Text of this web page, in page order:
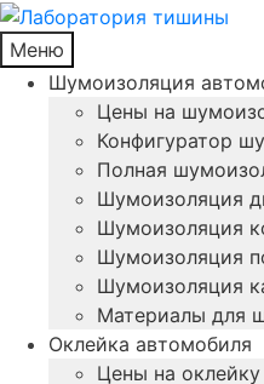
Меню
Шумоизоляция
Цены на
Конфигуратор
Полная
Шумоизоляция
Шумоизоляция
Шумоизоляция
Шумоизоляция
Материалы для
Оклейка автомобиля
Цены на